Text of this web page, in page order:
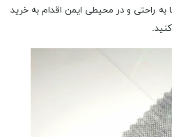
به راحتی و در محیطی ایمن اقدام به خرید